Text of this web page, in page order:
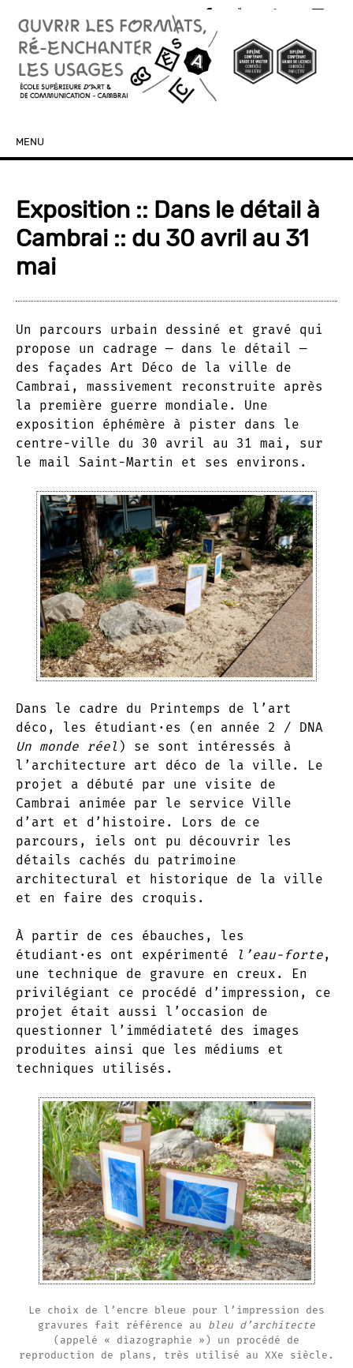
MENU
Exposition :: Dans le détail à
Cambrai :: du 30 avril au 31
mai
Un parcours urbain dessiné et gravé qui
propose un cadrage — dans le détail —
des façades Art Déco de la ville de
Cambrai, massivement reconstruite après
la première guerre mondiale. Une
exposition éphémère à pister dans le
centre-ville du 30 avril au 31 mai, sur
le mail Saint-Martin et ses environs.
Dans le cadre du Printemps de l’art
déco, les étudiant·es (en année 2 / DNA
Un monde réel ) se sont intéressés à
l’architecture art déco de la ville. Le
projet a débuté par une visite de
Cambrai animée par le service Ville
d’art et d’histoire. Lors de ce
parcours, iels ont pu découvrir les
détails cachés du patrimoine
architectural et historique de la ville
et en faire des croquis.
À partir de ces ébauches, les
étudiant·es ont expérimenté
l’eau-forte,
une technique de gravure en creux. En
privilégiant ce procédé d’impression, ce
projet était aussi l’occasion de
questionner l’immédiateté des images
produites ainsi que les médiums et
techniques utilisés.
Le choix de l’encre bleue pour l’impression des
gravures fait référence au bleu d’architecte
(appelé « diazographie ») un procédé de
reproduction de plans, très utilisé au XXe siècle.